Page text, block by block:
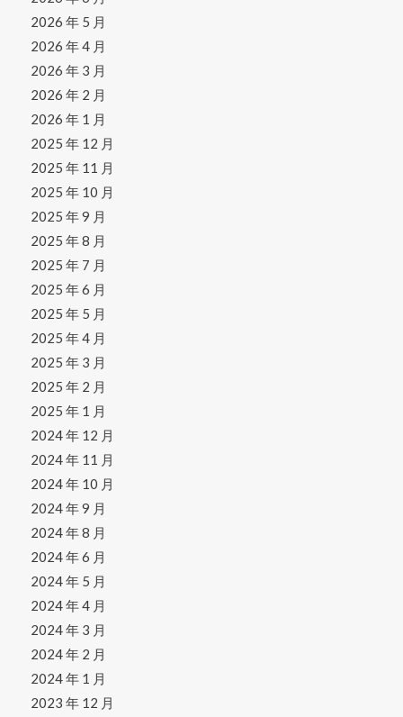
2026 年 5 月
2026 年 4 月
2026 年 3 月
2026 年 2 月
2026 年 1 月
2025 年 12 月
2025 年 11 月
2025 年 10 月
2025 年 9 月
2025 年 8 月
2025 年 7 月
2025 年 6 月
2025 年 5 月
2025 年 4 月
2025 年 3 月
2025 年 2 月
2025 年 1 月
2024 年 12 月
2024 年 11 月
2024 年 10 月
2024 年 9 月
2024 年 8 月
2024 年 6 月
2024 年 5 月
2024 年 4 月
2024 年 3 月
2024 年 2 月
2024 年 1 月
2023 年 12 月